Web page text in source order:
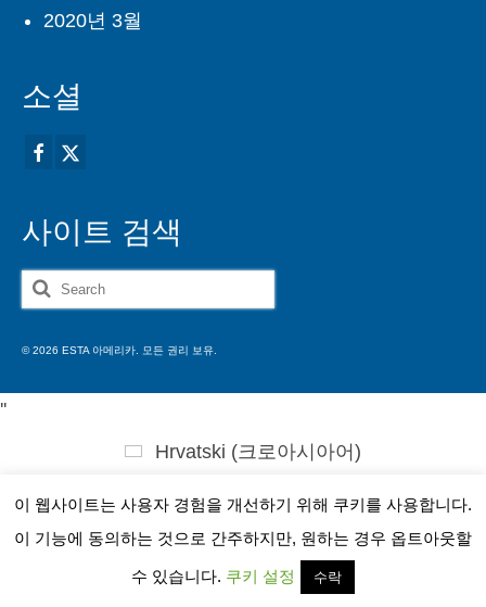
2020년 3월
소셜
사이트 검색
Search
for:
© 2026 ESTA 아메리카. 모든 권리 보유.
이 웹사이트는 사용자 경험을 개선하기 위해 쿠키를 사용합니다.
이 기능에 동의하는 것으로 간주하지만, 원하는 경우 옵트아웃할
수 있습니다. 쿠키 설정 수락
''
Hrvatski (크로아시아어)
Dansk
( 덴마크어) Nederlands( 화란어
)
English( 영어 Eesti (에스토니아어
Suomi (핀란드어 Français